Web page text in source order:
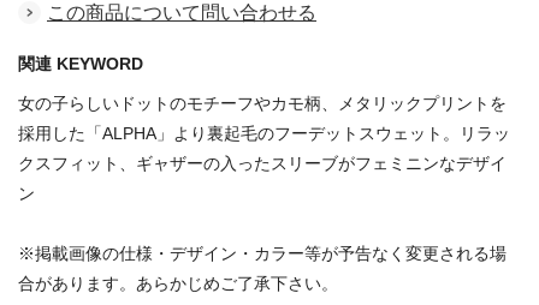
この商品について問い合わせる
関連 KEYWORD
女の子らしいドットのモチーフやカモ柄、メタリックプリントを
採用した「ALPHA」より裏起毛のフーデットスウェット。リラッ
クスフィット、ギャザーの入ったスリーブがフェミニンなデザイ
ン
※掲載画像の仕様・デザイン・カラー等が予告なく変更される場
合があります。あらかじめご了承下さい。